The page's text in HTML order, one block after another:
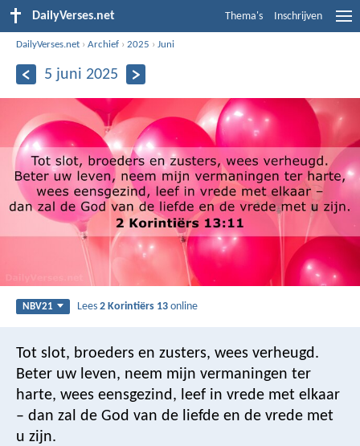
DailyVerses.net Thema's Inschrijven
DailyVerses.net ›Archief ›2025 ›Juni
5 juni 2025
NBV21 Lees2 Korintiërs 13 online
Tot slot, broeders en zusters, wees verheugd.
Beter uw leven, neem mijn vermaningen ter
harte, wees eensgezind, leef in vrede met elkaar
– dan zal de God van de liefde en de vrede met
u zijn.